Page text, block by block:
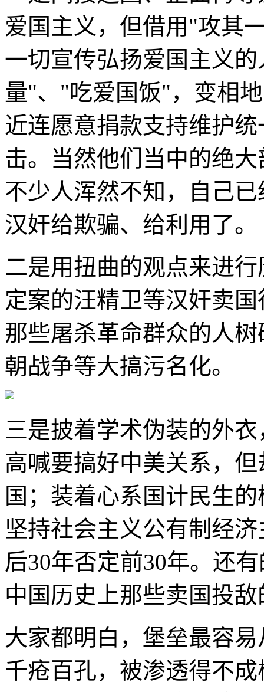
爱国主义，但借用"攻其
一切宣传弘扬爱国主义
量"、"吃爱国饭"，变相
近连愿意捐款支持维护
击。当然他们当中的绝
不少人浑然不知，自己
汉奸给欺骗、给利用了。
二是用扭曲的观点来进
定案的汪精卫等汉奸卖
那些屠杀革命群众的人
朝战争等大搞污名化。
三是披着学术伪装的外
高喊要搞好中美关系，
国；装着心系国计民生
坚持社会主义公有制经
后30年否定前30年。还
中国历史上那些卖国投
大家都明白，堡垒最容
千疮百孔，被渗透得不